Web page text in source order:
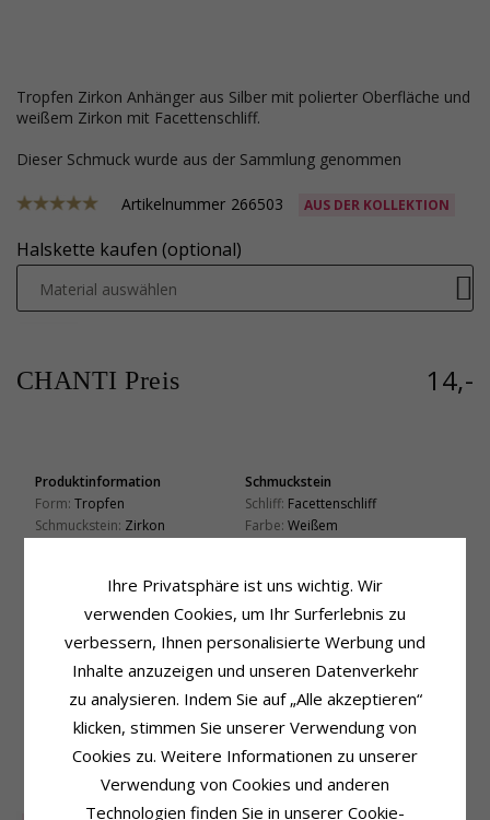
Tropfen Zirkon Anhänger aus Silber mit polierter Oberfläche und
weißem Zirkon mit Facettenschliff.
Dieser Schmuck wurde aus der Sammlung genommen
Artikelnummer 266503 AUS DER KOLLEKTION
Halskette kaufen (optional)
Material auswählen
CHANTI Preis 14,-
Produktinformation
Form: Tropfen
Schmuckstein: Zirkon
Polierter
Schmuckstein
Schliff: Facettenschliff
Farbe: Weißem
Fassung
Höhe Ohne Öse:15,1 mm
Breite:8,3 mm
Tiefe:2,4 mm
Lieferzeit
Lieferzeit:4-5 Werktage
KUNDEN KAUFTEN AUCH
Ihre Privatsphäre ist uns wichtig. Wir
verwenden Cookies, um Ihr Surferlebnis zu
verbessern, Ihnen personalisierte Werbung und
Inhalte anzuzeigen und unseren Datenverkehr
zu analysieren. Indem Sie auf „Alle akzeptieren“
klicken, stimmen Sie unserer Verwendung von
Cookies zu. Weitere Informationen zu unserer
Verwendung von Cookies und anderen
Technologien finden Sie in unserer Cookie-